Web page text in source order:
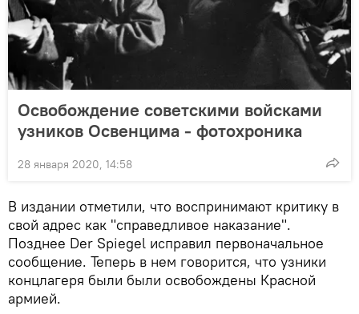
Освобождение советскими войсками
узников Освенцима - фотохроника
28 января 2020, 14:58
В издании отметили, что воспринимают критику в
свой адрес как "справедливое наказание".
Позднее Der Spiegel исправил первоначальное
сообщение. Теперь в нем говорится, что узники
концлагеря были были освобождены Красной
армией.